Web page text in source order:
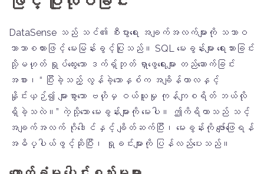
DataSense သည် သင်၏ စီးပွားရေး အချက်အလက်များကို သဘာဝ
ဘာသာစကားဖြင့် မေးမြန်းခွင့်ပြုသည်။ SQL မေးခွန်းများ ရေးသားခြင်း
သို့မဟုတ် ရှုပ်ထွေးသော ဒက်ရှ်ဘုတ် ရှာဖွေရေးများ တည်ဆောက်ခြင်း
အစား၊ “ ပြီးခဲ့သည့် လွန်ခဲ့သောနှစ်က အချိန်ကာလနှင့်
နှိုင်းယှဉ်၍ များစွာသော ဗဟိုမှ ဝယ်ယူမှု ကုန်ကျစရိတ် ဘယ်လို
ရှိခဲ့သလဲ။” ကဲ့သို့သော မေးခွန်းများကို မေးပါ။ ဤကိရိယာသည် သင့်
အချက်အလက် ဂိုဒေါင်နှင့် ချိတ်ဆက်ပြီး၊ မေးခွန်းကို ဖျော်ဖြေရန်
အဓိပ္ပါယ်ဖွင့်ဆိုပြီး၊ ရှုခင်းများကို ပြန်လည်ပေးသည်။